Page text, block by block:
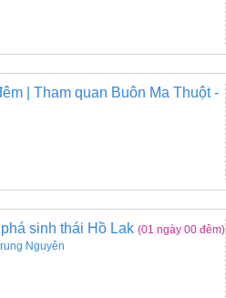
| Tham quan Buôn Ma Thuột -
sinh thái Hồ Lak (01 ngày 00 đêm)
Nguyên